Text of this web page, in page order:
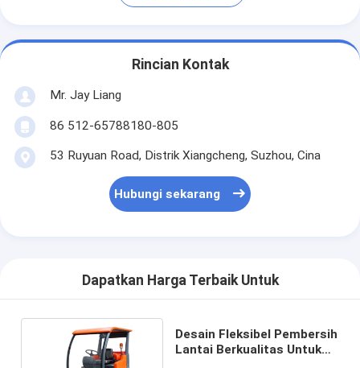
Rincian Kontak
Mr. Jay Liang
86 512-65788180-805
53 Ruyuan Road, Distrik Xiangcheng, Suzhou, Cina
Hubungi sekarang
Dapatkan Harga Terbaik Untuk
Desain Fleksibel Pembersih
Lantai Berkualitas Untuk